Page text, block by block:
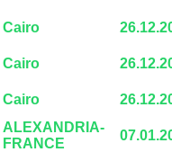
Cairo
Cairo
Cairo
ALEXANDRIA-
FRANCE